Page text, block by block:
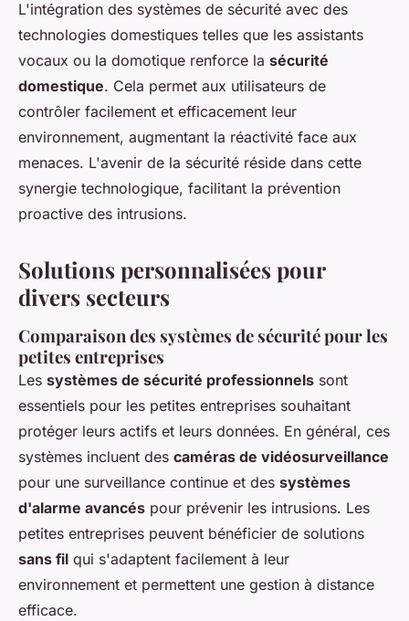
L'intégration des systèmes de sécurité avec des
technologies domestiques telles que les assistants
vocaux ou la domotique renforce la sécurité
domestique. Cela permet aux utilisateurs de
contrôler facilement et efficacement leur
environnement, augmentant la réactivité face aux
menaces. L'avenir de la sécurité réside dans cette
synergie technologique, facilitant la prévention
proactive des intrusions.
Solutions personnalisées pour
divers secteurs
Comparaison des systèmes de sécurité pour les
petites entreprises
Les systèmes de sécurité professionnels sont
essentiels pour les petites entreprises souhaitant
protéger leurs actifs et leurs données. En général, ces
systèmes incluent des caméras de vidéosurveillance
pour une surveillance continue et des systèmes
d'alarme avancés pour prévenir les intrusions. Les
petites entreprises peuvent bénéficier de solutions
sans fil qui s'adaptent facilement à leur
environnement et permettent une gestion à distance
efficace.